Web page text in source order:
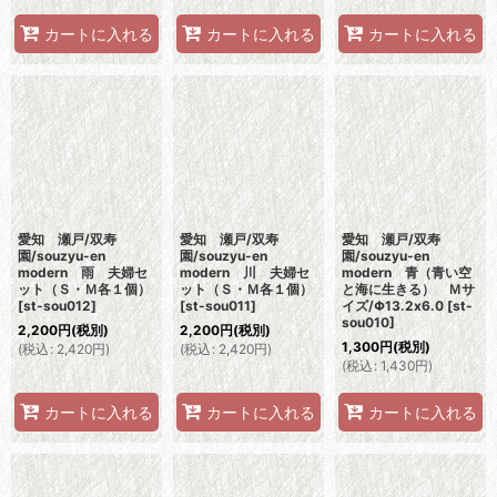
カートに入れる カートに入れる カートに入れる
愛知 瀬戸/双寿
園/souzyu-en
modern 雨 夫婦セ
ット（Ｓ・Ｍ各１個）
[st-sou012]
2,200円(税別)
(税込: 2,420円)
カートに入れる
愛知 瀬戸/双寿
園/souzyu-en
modern 川 夫婦セ
ット（Ｓ・Ｍ各１個）
[st-sou011]
2,200円(税別)
(税込: 2,420円)
カートに入れる
愛知 瀬戸/双寿
園/souzyu-en
modern 青（青い空
と海に生きる） Ｍサ
イズ/Φ13.2x6.0 [st-
sou010]
1,300円(税別)
(税込: 1,430円)
カートに入れる